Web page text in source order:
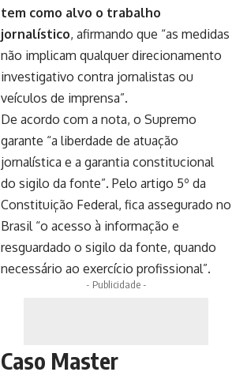
tem como alvo o trabalho
jornalístico, afirmando que “as medidas
não implicam qualquer direcionamento
investigativo contra jornalistas ou
veículos de imprensa”.
De acordo com a nota, o Supremo
garante “a liberdade de atuação
jornalística e a garantia constitucional
do sigilo da fonte”. Pelo artigo 5º da
Constituição Federal, fica assegurado no
Brasil “o acesso à informação e
resguardado o sigilo da fonte, quando
necessário ao exercício profissional”.
- Publicidade -
Caso Master